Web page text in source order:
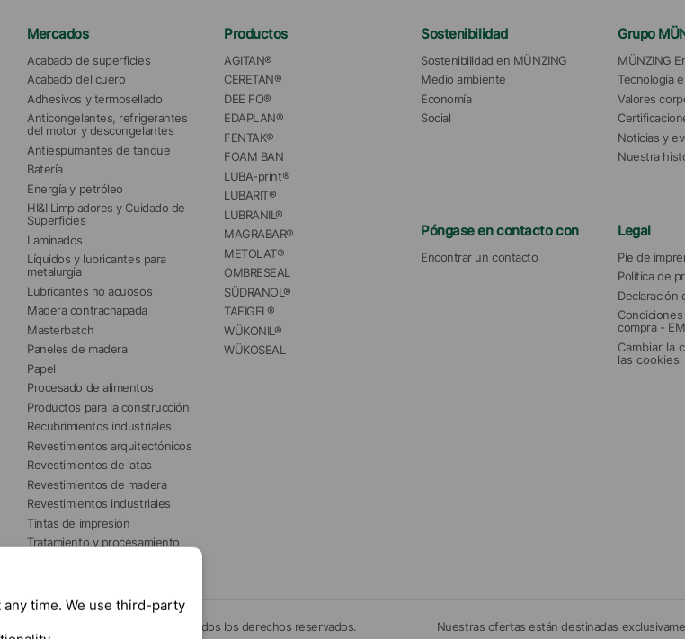
Mercados
Acabado de superficies
Acabado del cuero
Adhesivos y termosellado
Anticongelantes, refrigerantes
del motor y descongelantes
Antiespumantes de tanque
Batería
Energía y petróleo
HI&I Limpiadores y Cuidado de
Superficies
Laminados
Líquidos y lubricantes para
metalurgia
Lubricantes no acuosos
Madera contrachapada
Masterbatch
Paneles de madera
Papel
Procesado de alimentos
Productos para la construcción
Recubrimientos industriales
Revestimientos arquitectónicos
Revestimientos de latas
Revestimientos de madera
Revestimientos industriales
Tintas de impresión
Tratamiento y procesamiento
Productos
AGITAN®
CERETAN®
DEE FO®
EDAPLAN®
FENTAK®
FOAM BAN
LUBA-print®
LUBARIT®
LUBRANIL®
MAGRABAR®
METOLAT®
OMBRESEAL
SÜDRANOL®
TAFIGEL®
WÜKONIL®
WÜKOSEAL
Sostenibilidad
Sostenibilidad en MÜNZING
Medio ambiente
Economía
Social
Grupo
MÜNZING
Tecnología
Valores
Noticias y
Nuestra
Póngase en contacto con
Encontrar un contacto
Legal
Pie de
Política de
Declaración
compra -
Cambiar la
las cookies
© 2026 Münzing Corporation. Todos los derechos reservados. Nuestras ofertas están destinadas
time. We use third-party